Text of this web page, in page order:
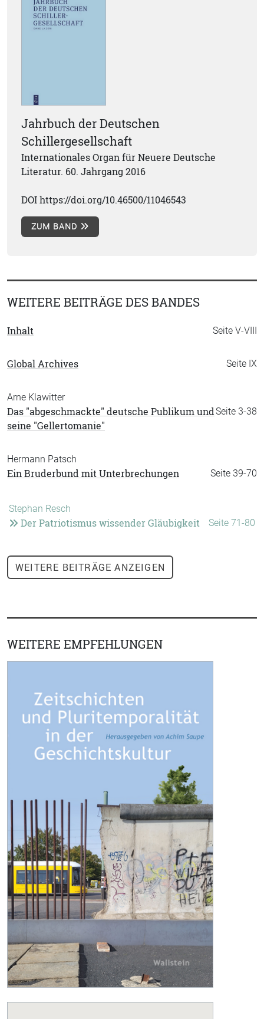
Jahrbuch der Deutschen
Schillergesellschaft
Internationales Organ für Neuere Deutsche
Literatur. 60. Jahrgang 2016
DOI https://doi.org/10.46500/11046543
ZUM BAND
WEITERE BEITRÄGE DES BANDES
Seite V-VIII
Inhalt
Seite IX
Global Archives
Arne Klawitter
Seite 3-38
Das "abgeschmackte" deutsche Publikum und
seine "Gellertomanie"
Hermann Patsch
Seite 39-70
Ein Bruderbund mit Unterbrechungen
Stephan Resch
Seite 71-80
Der Patriotismus wissender Gläubigkeit
WEITERE BEITRÄGE ANZEIGEN
WEITERE EMPFEHLUNGEN